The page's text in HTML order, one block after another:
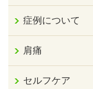
症例について
肩痛
セルフケア